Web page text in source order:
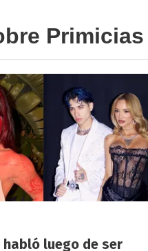
Primicias
habló luego de ser